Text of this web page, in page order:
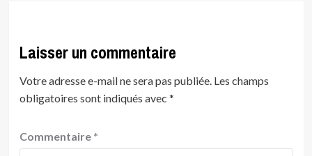
Laisser un commentaire
Votre adresse e-mail ne sera pas publiée. Les champs
obligatoires sont indiqués avec *
Commentaire *